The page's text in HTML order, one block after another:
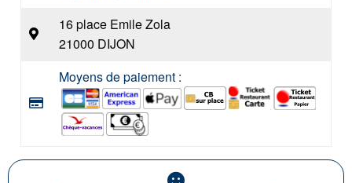
16 place Emile Zola
21000 DIJON
Moyens de paiement :